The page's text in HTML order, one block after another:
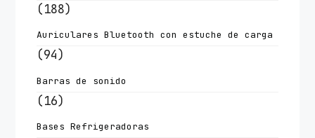
(188)
Auriculares Bluetooth con estuche de carga
(94)
Barras de sonido
(16)
Bases Refrigeradoras